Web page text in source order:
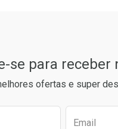
se para receber
ofertas e super
o formulário
Email